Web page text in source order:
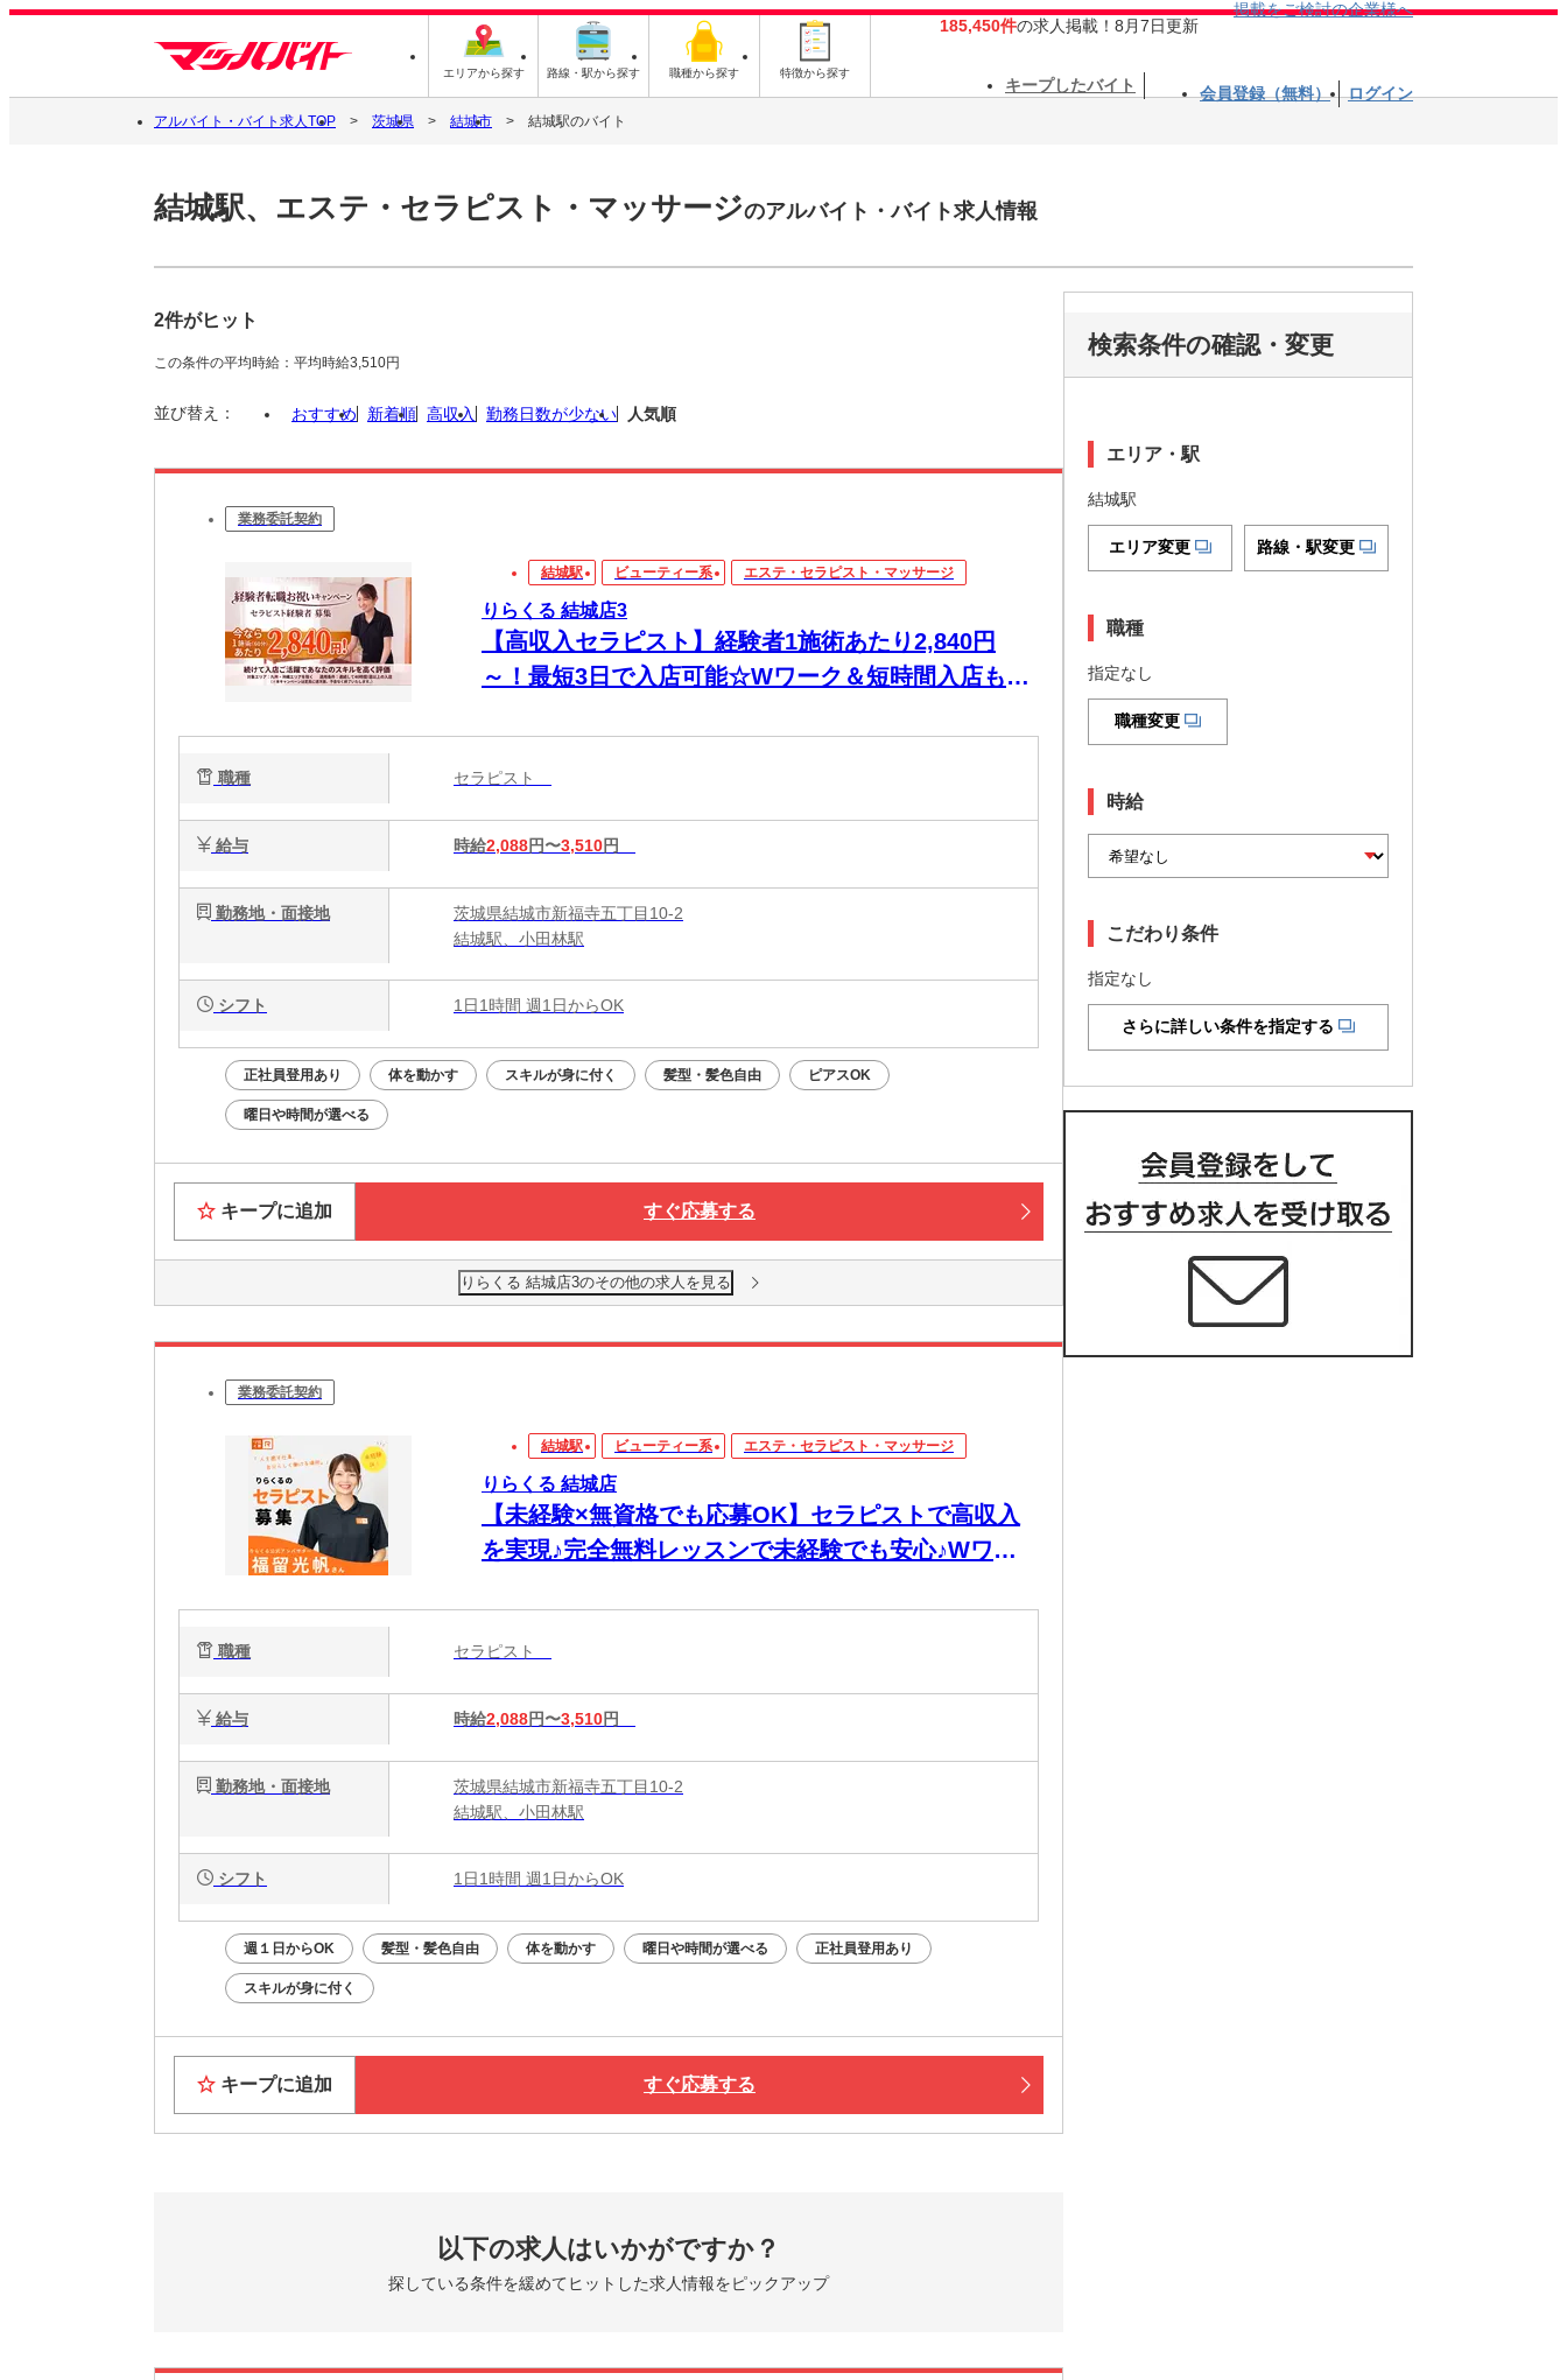
エリアから探す 路線・駅から探す 職種から探す 特徴から探す
185,450件の求人掲載！8月7日更新
掲載をご検討の企業様へ
キープしたバイト 会員登録（無料） ログイン
アルバイト・バイト求人TOP 茨城県 結城市 結城駅のバイト
結城駅、エステ・セラピスト・マッサージのアルバイト・バイト求人情報
2件がヒット
この条件の平均時給：平均時給3,510円
並び替え： おすすめ 新着順 高収入 勤務日数が少ない 人気順
業務委託契約
結城駅 ビューティー系 エステ・セラピスト・マッサージ
りらくる 結城店3
【高収入セラピスト】経験者1施術あたり2,840円
～！最短3日で入店可能☆Wワーク＆短時間入店も
職種 セラピスト
給与 時給2,088円〜3,510円
勤務地・面接地
茨城県結城市新福寺五丁目10-2
結城駅、小田林駅
シフト 1日1時間 週1日からOK
正社員登用あり 体を動かす スキルが身に付く 髪型・髪色自由 ピアスOK
曜日や時間が選べる
キープに追加 すぐ応募する
りらくる 結城店3のその他の求人を見る
業務委託契約
結城駅 ビューティー系 エステ・セラピスト・マッサージ
りらくる 結城店
【未経験×無資格でも応募OK】セラピストで高収入
を実現♪完全無料レッスンで未経験でも安心♪Wワー
職種 セラピスト
給与 時給2,088円〜3,510円
勤務地・面接地
茨城県結城市新福寺五丁目10-2
結城駅、小田林駅
シフト 1日1時間 週1日からOK
週１日からOK 髪型・髪色自由 体を動かす 曜日や時間が選べる 正社員登用あり
スキルが身に付く
キープに追加 すぐ応募する
以下の求人はいかがですか？
探している条件を緩めてヒットした求人情報をピックアップ
検索条件の確認・変更
エリア・駅
結城駅
エリア変更 路線・駅変更
職種
指定なし
職種変更
時給
こだわり条件
指定なし
さらに詳しい条件を指定する